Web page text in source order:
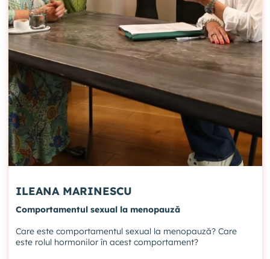
ILEANA MARINESCU
Comportamentul sexual la menopauză
Care este comportamentul sexual la menopauză? Care
este rolul hormonilor în acest comportament?